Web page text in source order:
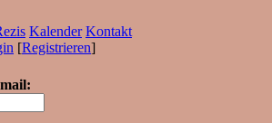
Kalender Kontakt
[Registrieren]